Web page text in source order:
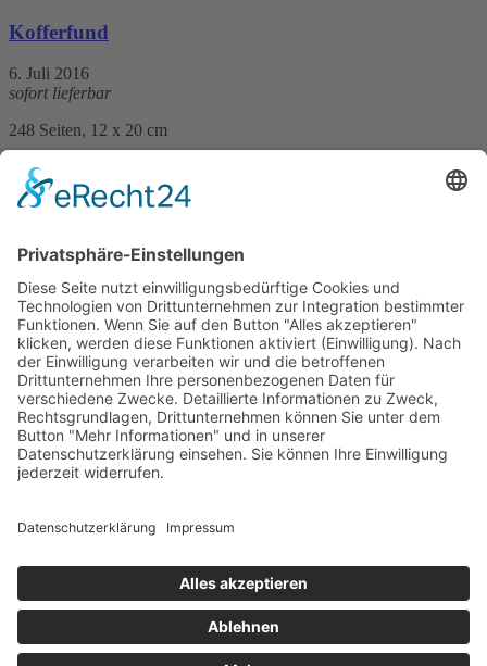
Kofferfund
6. Juli 2016
sofort lieferbar
248 Seiten, 12 x 20 cm
Print 12,– € / E-Book 10,99 €
mehr Infos …
Sandra Dünschede
Friesenmilch
3. Februar 2016
sofort lieferbar
277 Seiten, 12,5 x 20,5 cm
Print 14,– € / E-Book 11,99 €
AGB
Sitemap